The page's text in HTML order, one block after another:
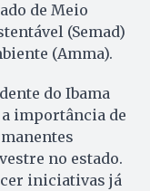
de Meio
(Semad)
(Amma).
do Ibama
a importância de
no estado.
iniciativas já